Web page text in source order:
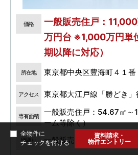
価格
一般販売住戸：
万円台 ※1,000万円単
期以降に対応）
所在地 東京都中央区豊海町４１番
アクセス 東京都大江戸線「勝どき
専有面積
一般販売住戸：54.67㎡～
ーム等除く）
間取り 一般販売住戸：1LDK～
全物件に
チェックを付ける
資料請求・
物件エントリー